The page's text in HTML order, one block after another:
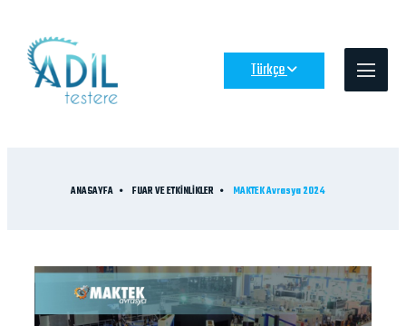
Türkçe
ANASAYFA FUAR VE ETKİNLİKLER MAKTEK Avrasya 2024